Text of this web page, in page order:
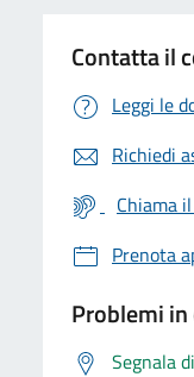
Contatta il
Leggi le
Richiedi
Chiama
Prenota
Problemi
Segnala